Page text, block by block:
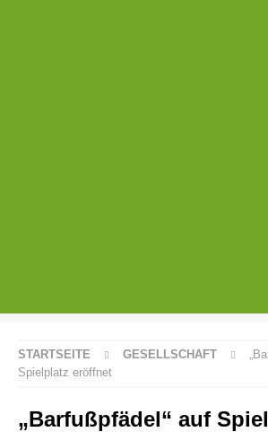
STARTSEITE GESELLSCHAFT
Spielplatz eröffnet
„Barfußpfädel“ auf